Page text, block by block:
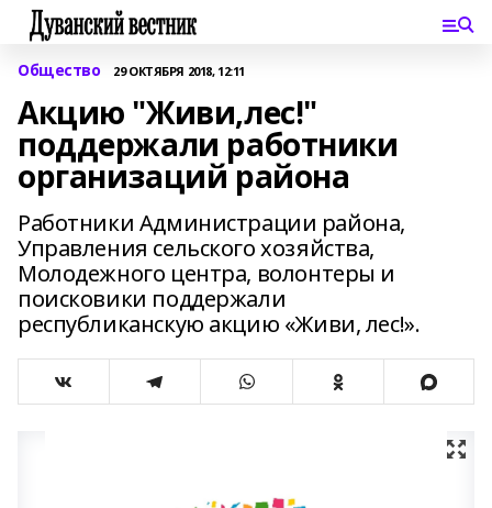
Общество 29 ОКТЯБРЯ 2018, 12:11
Акцию "Живи,лес!"
поддержали работники
организаций района
Работники Администрации района,
Управления сельского хозяйства,
Молодежного центра, волонтеры и
поисковики поддержали
республиканскую акцию «Живи, лес!».